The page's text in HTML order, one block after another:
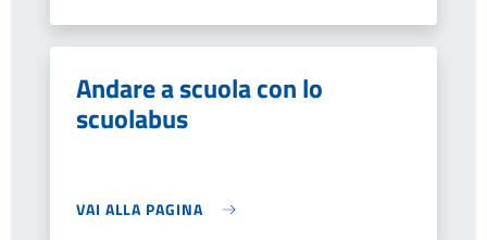
Andare a scuola con lo
scuolabus
VAI ALLA PAGINA